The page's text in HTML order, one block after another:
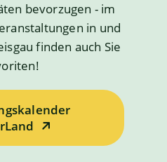
bevorzugen - im
in und
finden auch Sie